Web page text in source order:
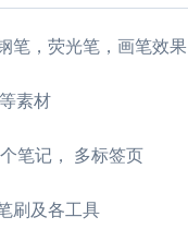
笔，荧光笔，画笔效果
素材
笔记， 多标签页
刷及各工具